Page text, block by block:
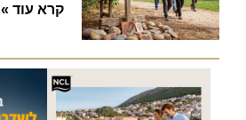
קרא עוד »